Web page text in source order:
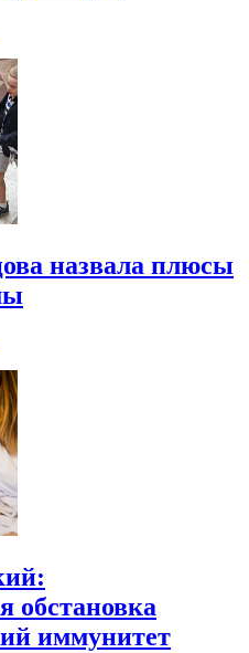
назвала плюсы
обстановка
иммунитет